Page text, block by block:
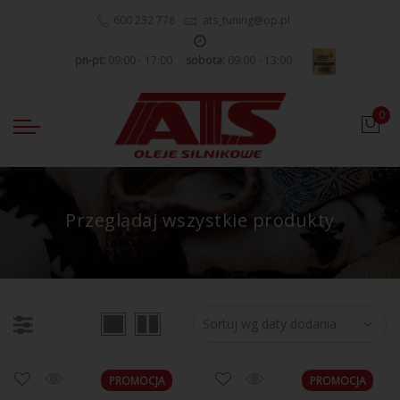
600 232 778 ats_tuning@op.pl
pn-pt: 09:00 - 17:00 sobota: 09:00 - 13:00
0
Przeglądaj wszystkie produkty
PROMOCJA PROMOCJA